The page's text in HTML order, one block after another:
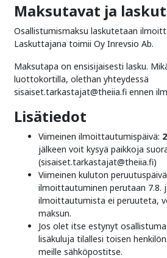
Maksutavat ja
Osallistumismaksu laskutetaan
Laskuttajana toimii Oy Inrevsio Ab.
Maksutapa on ensisijaisesti lasku.
luottokortilla, olethan yhteydessä
sisaiset.tarkastajat@theiia.fi ennen
Lisätiedot
Viimeinen ilmoittautumispäivä:
jälkeen voit kysyä paikkoja
(sisaiset.tarkastajat@theiia.fi)
Viimeinen kuluton
ilmoittautuminen perutaan 7.8.
ilmoittautumista ei peruuteta,
maksun.
Jos olet itse estynyt
lisäkuluja tilallesi toisen
meille sähköpostitse.